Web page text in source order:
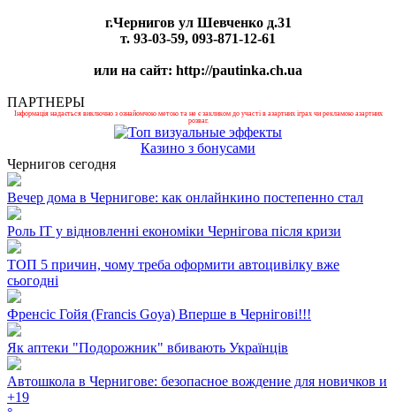
г.Чернигов ул Шевченко д.31
т. 93-03-59, 093-871-12-61
или на сайт: http://pautinka.ch.ua
ПАРТНЕРЫ
Інформація надається виключно з ознайомчою метою та не є закликом до участі в азартних іграх чи рекламою азартних
розваг.
Казино з бонусами
Чернигов сегодня
Вечер дома в Чернигове: как онлайнкино постепенно стал
Роль ІТ у відновленні економіки Чернігова після кризи
ТОП 5 причин, чому треба оформити автоцивілку вже
сьогодні
Френсіс Гойя (Francis Goya) Вперше в Чернігові!!!
Як аптеки "Подорожник" вбивають Українців
Автошкола в Чернигове: безопасное вождение для новичков и
+19
°